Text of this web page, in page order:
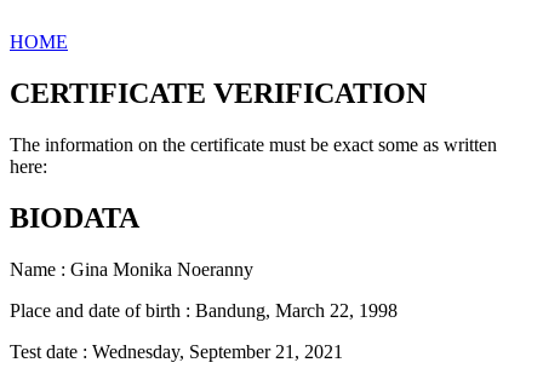
HOME
CERTIFICATE VERIFICATION
The information on the certificate must be exact some as written
here:
BIODATA
Name : Gina Monika Noeranny
Place and date of birth : Bandung, March 22, 1998
Test date : Wednesday, September 21, 2021